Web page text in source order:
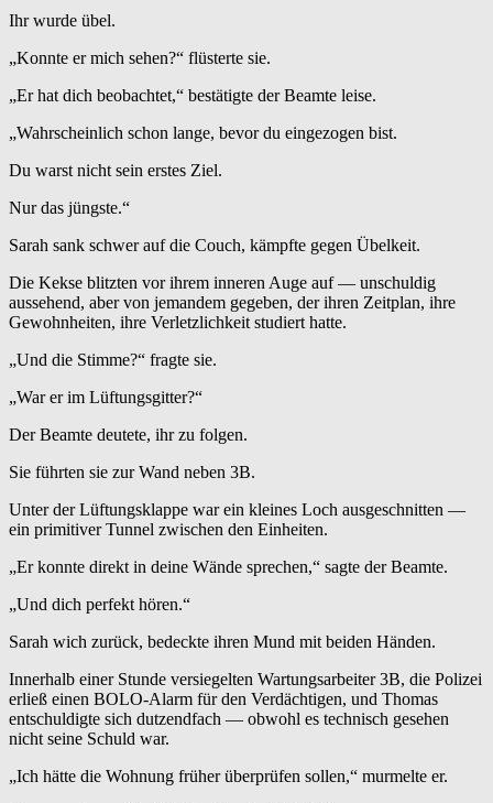
Ihr wurde übel.
„Konnte er mich sehen?“ flüsterte sie.
„Er hat dich beobachtet,“ bestätigte der Beamte leise.
„Wahrscheinlich schon lange, bevor du eingezogen bist.
Du warst nicht sein erstes Ziel.
Nur das jüngste.“
Sarah sank schwer auf die Couch, kämpfte gegen Übelkeit.
Die Kekse blitzten vor ihrem inneren Auge auf — unschuldig
aussehend, aber von jemandem gegeben, der ihren Zeitplan, ihre
Gewohnheiten, ihre Verletzlichkeit studiert hatte.
„Und die Stimme?“ fragte sie.
„War er im Lüftungsgitter?“
Der Beamte deutete, ihr zu folgen.
Sie führten sie zur Wand neben 3B.
Unter der Lüftungsklappe war ein kleines Loch ausgeschnitten —
ein primitiver Tunnel zwischen den Einheiten.
„Er konnte direkt in deine Wände sprechen,“ sagte der Beamte.
„Und dich perfekt hören.“
Sarah wich zurück, bedeckte ihren Mund mit beiden Händen.
Innerhalb einer Stunde versiegelten Wartungsarbeiter 3B, die Polizei
erließ einen BOLO-Alarm für den Verdächtigen, und Thomas
entschuldigte sich dutzendfach — obwohl es technisch gesehen
nicht seine Schuld war.
„Ich hätte die Wohnung früher überprüfen sollen,“ murmelte er.